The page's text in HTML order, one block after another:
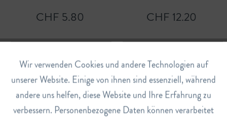
CHF 5.80 CHF 12.20
Funktionale Aktiv
Marketing Inaktiv
Wir verwenden Cookies und andere Technologien auf
unserer Website. Einige von ihnen sind essenziell, während
andere uns helfen, diese Website und Ihre Erfahrung zu
verbessern. Personenbezogene Daten können verarbeitet